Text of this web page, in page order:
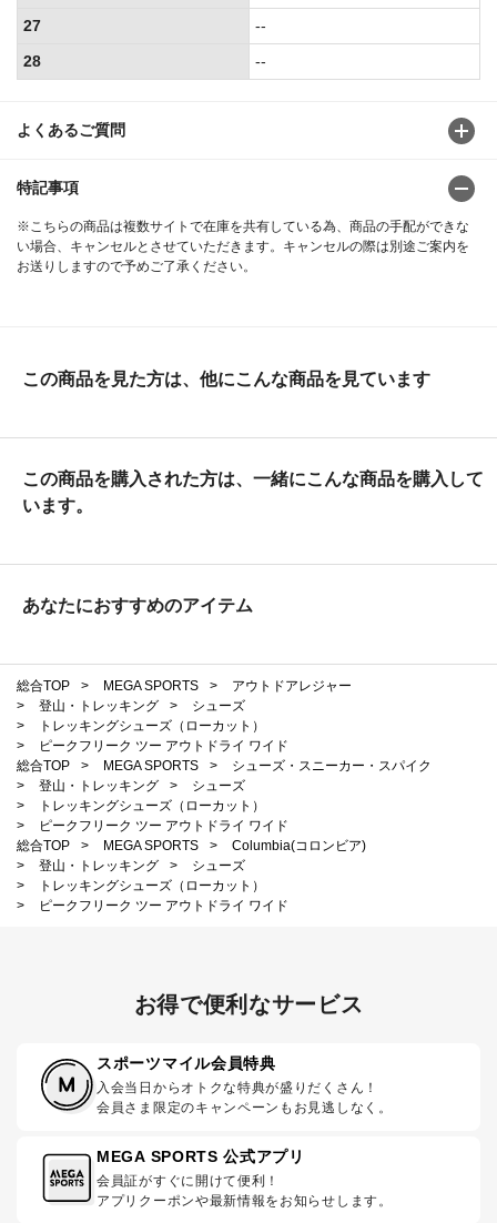
よくあるご質問
特記事項
※こちらの商品は複数サイトで在庫を共有している為、商品の手配ができな
い場合、キャンセルとさせていただきます。キャンセルの際は別途ご案内を
お送りしますので予めご了承ください。
27
--
28
--
この商品を見た方は、他にこんな商品を見ています
この商品を購入された方は、一緒にこんな商品を購入して
います。
あなたにおすすめのアイテム
総合TOP > MEGA SPORTS >
アウトドアレジャー
>
登山・トレッキング >
シューズ
>
トレッキングシューズ（ローカット）
>
ピークフリーク ツー アウトドライ ワイド
総合TOP
> MEGA SPORTS >
シューズ・スニーカー・スパイク
>
登山・トレッキング >
シューズ
>
トレッキングシューズ（ローカット）
>
ピークフリーク ツー アウトドライ ワイド
総合TOP
> MEGA SPORTS >
Columbia(コロンビア)
>
登山・トレッキング >
シューズ
>
トレッキングシューズ（ローカット）
>
ピークフリーク ツー アウトドライ ワイド
お得で便利なサービス
スポーツマイル会員特典
入会当日からオトクな特典が盛りだくさん！
会員さま限定のキャンペーンもお見逃しなく。
MEGA SPORTS 公式アプリ
会員証がすぐに開けて便利！
アプリクーポンや最新情報をお知らせします。